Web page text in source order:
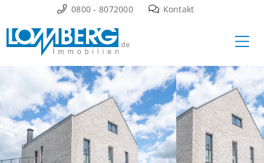
Inhalt
springen
0800 - 8072000 Kontakt